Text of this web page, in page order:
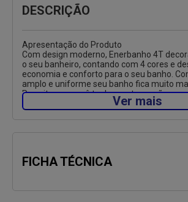
DESCRIÇÃO
Apresentação do Produto
Com design moderno, Enerbanho 4T
o seu banheiro, contando com 4 cores e
economia e conforto para o seu banho.
amplo e uniforme seu banho fica muito
Permite que você tenha quatro opções
temperatura certa da água e tomar um
mais conforto, segurança e economia em
Marca: Enerbrás
Ver mais
FICHA TÉCNICA